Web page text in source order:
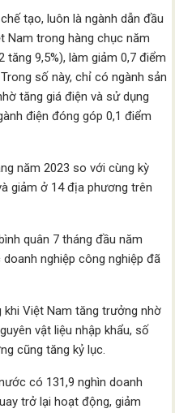
tạo, luôn là ngành dẫn đầu
Nam trong hàng chục năm
tăng 9,5%), làm giảm 0,7 điểm
số này, chỉ có ngành sản
tăng giá điện và sử dụng
điện đóng góp 0,1 điểm
năm 2023 so với cùng kỳ
giảm ở 14 địa phương trên
quân 7 tháng đầu năm
nghiệp công nghiệp đã
khi Việt Nam tăng trưởng nhờ
vật liệu nhập khẩu, số
cũng tăng kỷ lục.
có 131,9 nghìn doanh
trở lại hoạt động, giảm